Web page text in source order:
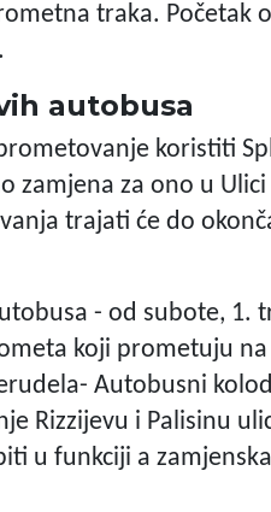
traka. Početak
autobusa
koristiti
zamjena za ono u Ulici
trajati će do
- od subote, 1.
koji prometuju
Autobusni
Rizzijevu i Palisinu
u funkciji a zamjenska